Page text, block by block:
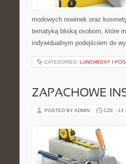
modowych nowinek oraz
tematyką bliską osobom, które
indywidualnym podejściem do
CATEGORIES: LUNCHBOXY I
ZAPACHOWE
POSTED BY ADMIN CZE - 13